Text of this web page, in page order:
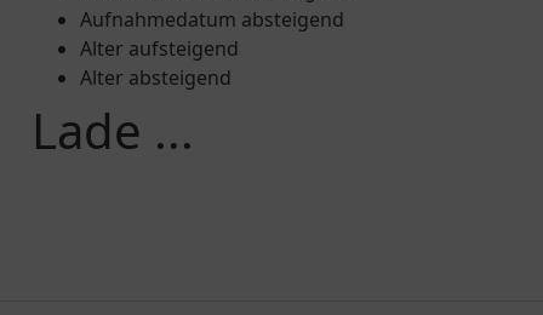
Aufnahmedatum absteigend
Alter aufsteigend
Alter absteigend
Lade ...